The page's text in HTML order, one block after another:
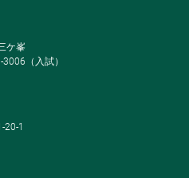
ケ峯
（入試）
20-1